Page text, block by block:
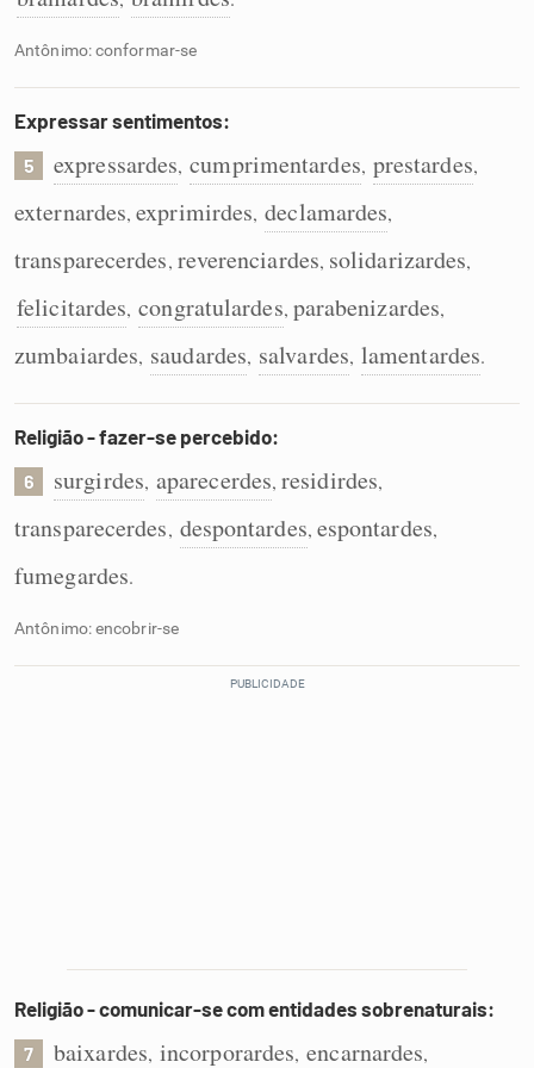
Antônimo: conformar-se
Expressar sentimentos:
5 expressardes, cumprimentardes, prestardes,
externardes,exprimirdes, declamardes,
transparecerdes, reverenciardes, solidarizardes,
felicitardes, congratulardes, parabenizardes,
zumbaiardes, saudardes, salvardes, lamentardes.
Religião - fazer-se percebido:
6 surgirdes, aparecerdes,residirdes,
transparecerdes, despontardes, espontardes,
fumegardes.
Antônimo: encobrir-se
Religião - comunicar-se com entidades sobrenaturais:
7 baixardes, incorporardes, encarnardes,